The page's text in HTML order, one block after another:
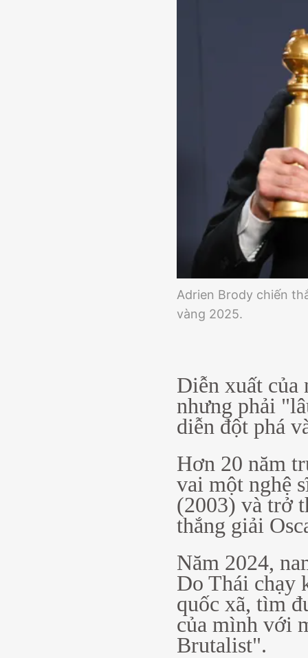
Adrien Brody chiến
vàng 2025.
Diễn xuất của
nhưng phải
diễn đột phá
Hơn 20 năm
vai một nghệ
(2003) và trở
thắng giải
Năm 2024,
Do Thái chạy
quốc xã, tìm
của mình với
Brutalist".